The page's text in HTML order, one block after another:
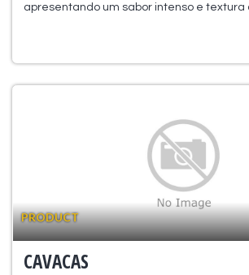
apresentando um sabor intenso e textura
PRODUCT
CAVACAS